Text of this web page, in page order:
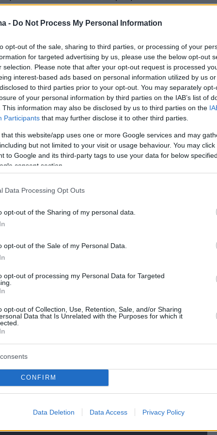
- Do Not Process My Personal Information
opt-out of the sale, sharing to third parties, or processing of your
for targeted advertising by us, please use the below opt-out
selection. Please note that after your opt-out request is processed
interest-based ads based on personal information utilized by us
to third parties prior to your opt-out. You may separately
of your personal information by third parties on the IAB’s list of
This information may also be disclosed by us to third parties on the
Participants that may further disclose it to other third parties.
that this website/app uses one or more Google services and may
but not limited to your visit or usage behaviour. You may
to Google and its third-party tags to use your data for below
consent section.
Data Processing Opt Outs
opt-out of the Sharing of my personal data.
opt-out of the Sale of my Personal Data.
opt-out of processing my Personal Data for Targeted
opt-out of Collection, Use, Retention, Sale, and/or Sharing
Data that Is Unrelated with the Purposes for which it
CONFIRM
Data Deletion Data Access Privacy Policy
τράβηξε το τελευταίο χαρτί -το δύο
και οι συγγενείς του ξέσπασαν σε
με τον ίδιο να πέφτει στα γόνατα
καθώς ο 25χρονος έκανε ζευγάρι με το δύο
πέτυχε τίποτα.
που στο τελευταίο τραπέζι
αναδείχθηκαν ανάμεσα σε 7.200
στον τελικό.
του «τελικού», πάντως, δεν έφυγε με
τσέπη του μπήκαν 4,7 εκατομμύρια
νικητή δήλωσε ότι με τα χρήματα που
συμμετέχει σε άλλα τουρνουά με ακριβό
αντίθετα θα κάνει ό,τι θέλει είτε αυτό
πόκερ είτε να ανοίξει μια επιχείρηση είτε
σπουδές του.